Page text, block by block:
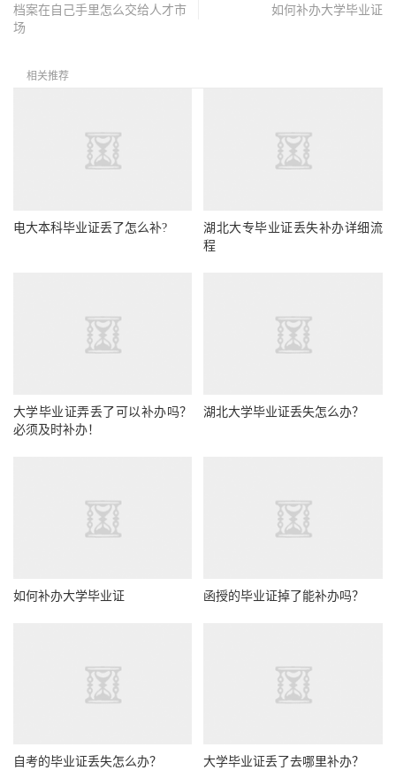
档案在自己手里怎么交给人才市
场
如何补办大学毕业证
相关推荐
电大本科毕业证丢了怎么补?
湖北大专毕业证丢失补办详细流
程
大学毕业证弄丢了可以补办吗？
必须及时补办！
湖北大学毕业证丢失怎么办？
如何补办大学毕业证 函授的毕业证掉了能补办吗？
自考的毕业证丢失怎么办？ 大学毕业证丢了去哪里补办？